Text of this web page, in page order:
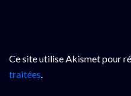
Ce site utilise Akismet pour
traitées.